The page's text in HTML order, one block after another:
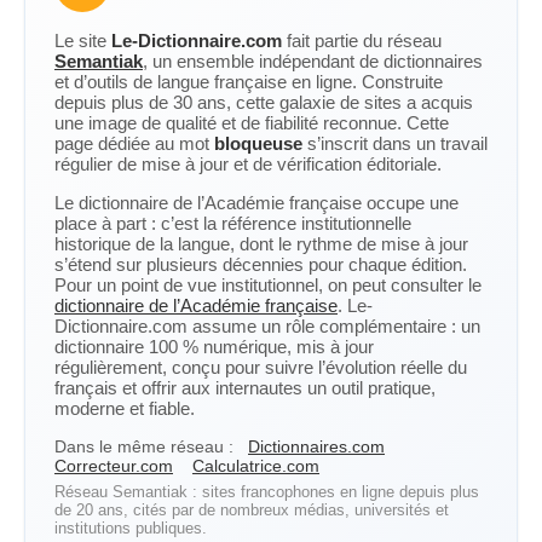
Le site Le-Dictionnaire.com fait partie du réseau
Semantiak, un ensemble indépendant de dictionnaires
et d’outils de langue française en ligne. Construite
depuis plus de 30 ans, cette galaxie de sites a acquis
une image de qualité et de fiabilité reconnue. Cette
page dédiée au mot bloqueuse s’inscrit dans un travail
régulier de mise à jour et de vérification éditoriale.
Le dictionnaire de l’Académie française occupe une
place à part : c’est la référence institutionnelle
historique de la langue, dont le rythme de mise à jour
s’étend sur plusieurs décennies pour chaque édition.
Pour un point de vue institutionnel, on peut consulter le
dictionnaire de l’Académie française. Le-
Dictionnaire.com assume un rôle complémentaire : un
dictionnaire 100 % numérique, mis à jour
régulièrement, conçu pour suivre l’évolution réelle du
français et offrir aux internautes un outil pratique,
moderne et fiable.
Dans le même réseau :
Dictionnaires.com
Correcteur.com
Calculatrice.com
Réseau Semantiak : sites francophones en ligne depuis plus
de 20 ans, cités par de nombreux médias, universités et
institutions publiques.